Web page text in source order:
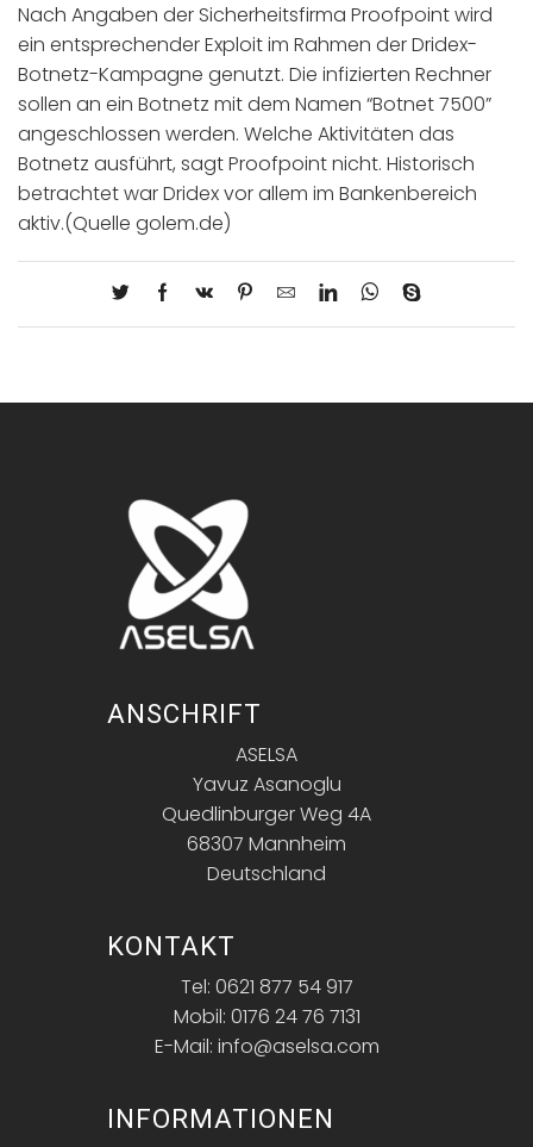
Nach Angaben der Sicherheitsfirma Proofpoint wird
ein entsprechender Exploit im Rahmen der Dridex-
Botnetz-Kampagne genutzt. Die infizierten Rechner
sollen an ein Botnetz mit dem Namen “Botnet 7500”
angeschlossen werden. Welche Aktivitäten das
Botnetz ausführt, sagt Proofpoint nicht. Historisch
betrachtet war Dridex vor allem im Bankenbereich
aktiv.(Quelle golem.de)
ANSCHRIFT
ASELSA
Yavuz Asanoglu
Quedlinburger Weg 4A
68307 Mannheim
Deutschland
KONTAKT
Tel: 0621 877 54 917
Mobil: 0176 24 76 7131
E-Mail: info@aselsa.com
INFORMATIONEN